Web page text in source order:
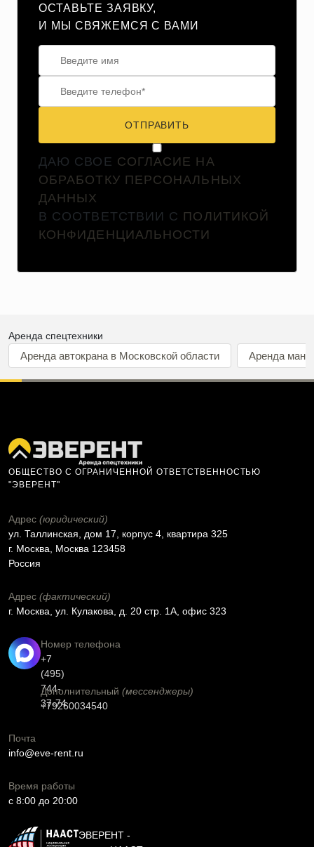
ОСТАВЬТЕ ЗАЯВКУ,
И МЫ СВЯЖЕМСЯ С ВАМИ
ОТПРАВИТЬ
ДАЮ СВОЕ СОГЛАСИЕ НА
ОБРАБОТКУ ПЕРСОНАЛЬНЫХ
ДАННЫХ
В СООТВЕТСТВИИ С ПОЛИТИКОЙ
КОНФИДЕНЦИАЛЬНОСТИ
Аренда спецтехники
Аренда автокрана в Московской области Аренда
ОБЩЕСТВО С ОГРАНИЧЕННОЙ ОТВЕТСТВЕННОСТЬЮ
"ЭВЕРЕНТ"
Адрес (юридический)
ул. Таллинская, дом 17, корпус 4, квартира 325
г. Москва, Москва 123458
Россия
Адрес (фактический)
г. Москва, ул. Кулакова, д. 20 стр. 1А, офис 323
Номер телефона
+7
(495)
744-
37-74
Дополнительный (мессенджеры)
+79260034540
Почта
info@eve-rent.ru
Время работы
c 8:00 до 20:00
ЭВЕРЕНТ -